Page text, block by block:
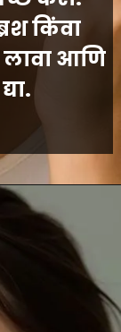
किंवा
लावा आणि